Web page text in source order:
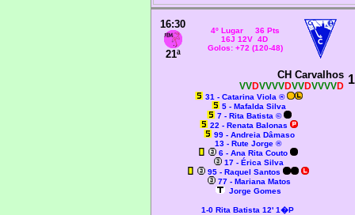
16:30
21ª
4º Lugar 36 Pts
16J 12V 4D
Golos: +72 (120-48)
CH Carvalhos
VVDVVVVDVVDVVVVD
31 - Catarina Viola ®
5 - Mafalda Silva
7 - Rita Batista ©
22 - Renata Balonas
99 - Andreia Dâmaso
13 - Rute Jorge ®
6 - Ana Rita Couto
17 - Érica Silva
95 - Raquel Santos
77 - Mariana Matos
Jorge Gomes
1-0 Rita Batista 12' 1�P